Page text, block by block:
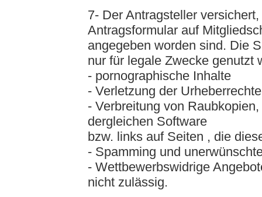
7- Der Antragsteller
Antragsformular auf
angegeben worden sind. Die
nur für legale Zwecke genutzt
- pornographische Inhalte
- Verletzung der Urheberrechte
- Verbreitung von
dergleichen Software
bzw. links auf Seiten , die
- Spamming und
- Wettbewerbswidrige
nicht zulässig.